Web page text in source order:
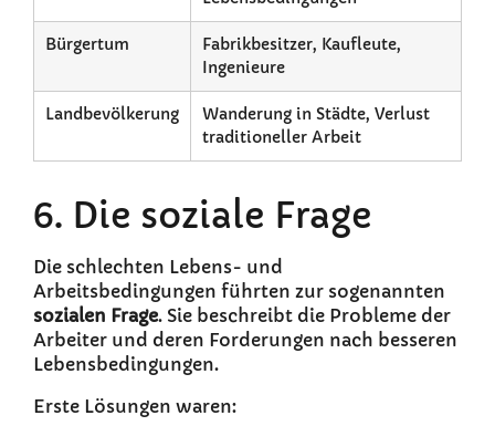
Bürgertum
Fabrikbesitzer, Kaufleute,
Ingenieure
Landbevölkerung
Wanderung in Städte, Verlust
traditioneller Arbeit
6. Die soziale Frage
Die schlechten Lebens- und
Arbeitsbedingungen führten zur sogenannten
sozialen Frage. Sie beschreibt die Probleme der
Arbeiter und deren Forderungen nach besseren
Lebensbedingungen.
Erste Lösungen waren: